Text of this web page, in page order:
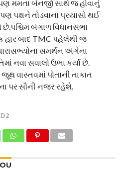
મમતા બેનર્જી સાથે જ હોવાનું
પક્ષને તોડવાના પ્રયાસો થઈ
છે.પશ્ચિમ બંગાળ વિધાનસભા
હાર બાદ TMC પહેલેથી જ
સમર્થન અંગેના
નવા સવાલો ઉભા કર્યા છે.
વાસ્તવમાં પોતાની તાકાત
પર સૌની નજર રહેશે.